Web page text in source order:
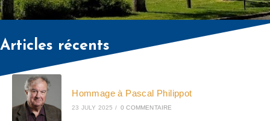
Articles récents
Hommage à Pascal Philippot
23 JULY 2025 / 0 COMMENTAIRE